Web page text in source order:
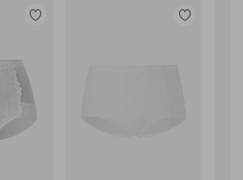
Toevoegen
Toevoegen